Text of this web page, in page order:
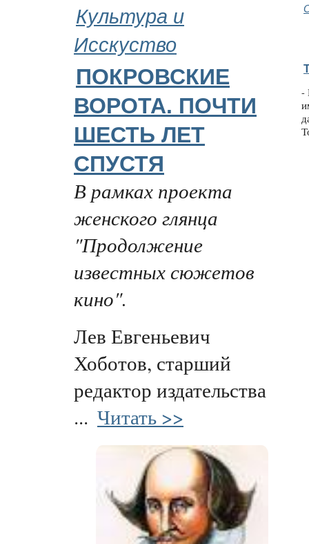
Культура и
Исскуство
ПОКРОВСКИЕ
ВОРОТА. ПОЧТИ
ШЕСТЬ ЛЕТ
СПУСТЯ
В рамках проекта
женского глянца
"Продолжение
известных сюжетов
кино".
Лев Евгеньевич
Хоботов, старший
редактор издательства
... Читать >>
-